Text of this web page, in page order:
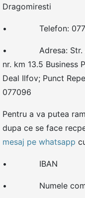
Dragomiresti
• Telefon:
• Adresa: Str.
nr. km 13.5 Business
Deal Ilfov; Punct
077096
Pentru a va putea
dupa ce se face
mesaj pe whatsapp
• IBAN
• Numele